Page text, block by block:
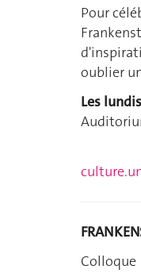
Pour
oublier
Les
Colloque